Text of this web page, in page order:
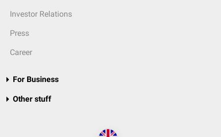
Investor Relations
Press
Career
For Business
Other stuff